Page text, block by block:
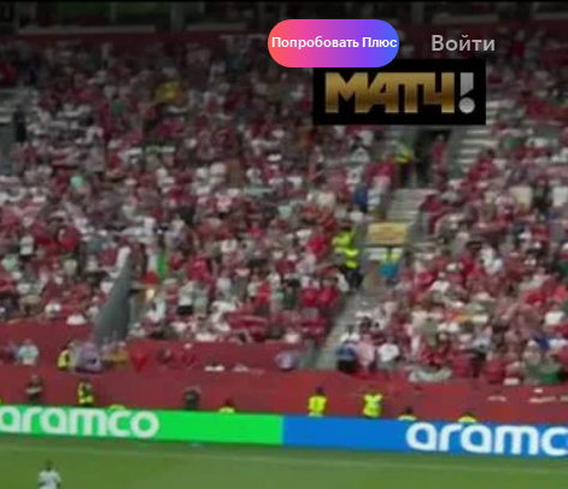
Попробовать Плюс Войти